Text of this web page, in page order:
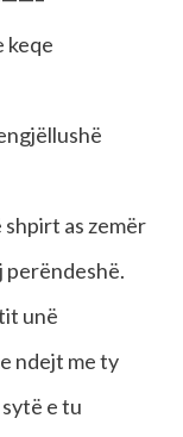
keqe
as zemër
perëndeshë.
unë
ndejt me ty
e tu